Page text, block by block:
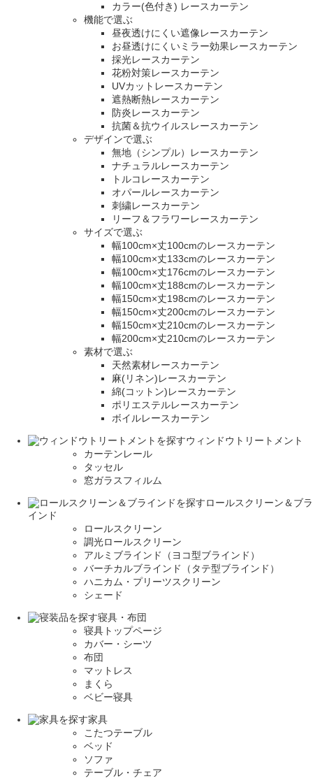
カラー(色付き) レースカーテン
機能で選ぶ
昼夜透けにくい遮像レースカーテン
お昼透けにくいミラー効果レースカーテン
採光レースカーテン
花粉対策レースカーテン
UVカットレースカーテン
遮熱断熱レースカーテン
防炎レースカーテン
抗菌＆抗ウイルスレースカーテン
デザインで選ぶ
無地（シンプル）レースカーテン
ナチュラルレースカーテン
トルコレースカーテン
オパールレースカーテン
刺繍レースカーテン
リーフ＆フラワーレースカーテン
サイズで選ぶ
幅100cm×丈100cmのレースカーテン
幅100cm×丈133cmのレースカーテン
幅100cm×丈176cmのレースカーテン
幅100cm×丈188cmのレースカーテン
幅150cm×丈198cmのレースカーテン
幅150cm×丈200cmのレースカーテン
幅150cm×丈210cmのレースカーテン
幅200cm×丈210cmのレースカーテン
素材で選ぶ
天然素材レースカーテン
麻(リネン)レースカーテン
綿(コットン)レースカーテン
ポリエステルレースカーテン
ボイルレースカーテン
ウィンドウトリートメント
カーテンレール
タッセル
窓ガラスフィルム
ロールスクリーン＆ブラ
インド
ロールスクリーン
調光ロールスクリーン
アルミブラインド（ヨコ型ブラインド）
バーチカルブラインド（タテ型ブラインド）
ハニカム・プリーツスクリーン
シェード
寝具・布団
寝具トップページ
カバー・シーツ
布団
マットレス
まくら
ベビー寝具
家具
こたつテーブル
ベッド
ソファ
テーブル・チェア